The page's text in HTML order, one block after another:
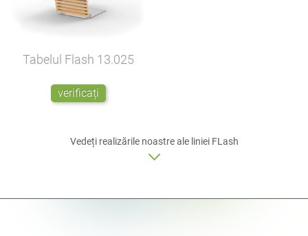
Tabelul Flash 13.025
verificați
Vedeți realizările noastre ale liniei FLash